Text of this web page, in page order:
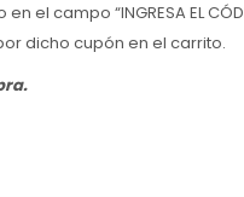
el campo “INGRESA EL
dicho cupón en el carrito.